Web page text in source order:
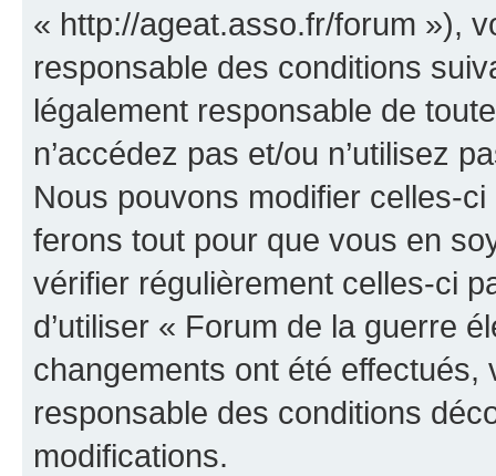
« http://ageat.asso.fr/forum »),
responsable des conditions
légalement responsable de
n’accédez pas et/ou n’utilisez
Nous pouvons modifier celles-
ferons tout pour que vous en
vérifier régulièrement celles-ci
d’utiliser « Forum de la guerre
changements ont été effectués,
responsable des conditions
modifications.